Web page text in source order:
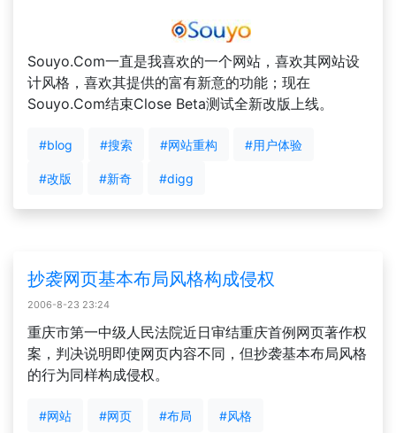
Souyo.Com一直是我喜欢的一个网站，喜欢其网站设
计风格，喜欢其提供的富有新意的功能；现在
Souyo.Com结束Close Beta测试全新改版上线。
#blog #搜索 #网站重构 #用户体验
#改版 #新奇 #digg
抄袭网页基本布局风格构成侵权
2006-8-23 23:24
重庆市第一中级人民法院近日审结重庆首例网页著作权
案，判决说明即使网页内容不同，但抄袭基本布局风格
的行为同样构成侵权。
#网站 #网页 #布局 #风格